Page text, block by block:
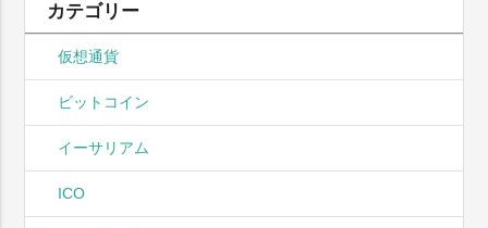
カテゴリー
仮想通貨
ビットコイン
イーサリアム
ICO